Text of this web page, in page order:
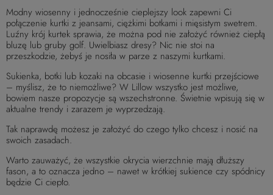
Modny wiosenny i jednocześnie cieplejszy look zapewni Ci
połączenie kurtki z jeansami, ciężkimi botkami i mięsistym swetrem.
Luźny krój kurtek sprawia, że można pod nie założyć również ciepłą
bluzę lub gruby golf. Uwielbiasz dresy? Nic nie stoi na
przeszkodzie, żebyś je nosiła w parze z naszymi kurtkami.
Sukienka, botki lub kozaki na obcasie i wiosenne kurtki przejściowe
– myślisz, że to niemożliwe? W Lillow wszystko jest możliwe,
bowiem nasze propozycje są wszechstronne. Świetnie wpisują się w
aktualne trendy i zarazem je wyprzedzają.
Tak naprawdę możesz je założyć do czego tylko chcesz i nosić na
swoich zasadach.
Warto zauważyć, że wszystkie okrycia wierzchnie mają dłuższy
fason, a to oznacza jedno – nawet w krótkiej sukience czy spódnicy
będzie Ci ciepło.